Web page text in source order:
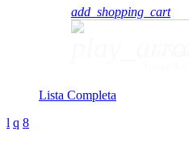
add_shopping_cart
Lista Completa